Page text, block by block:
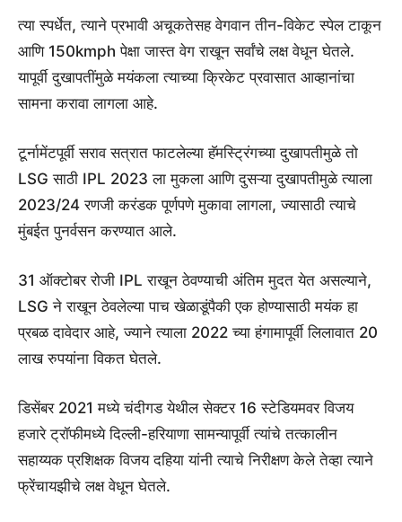
त्या स्पर्धेत, त्याने प्रभावी अचूकतेसह वेगवान तीन-विकेट स्पेल टाकून
आणि 150kmph पेक्षा जास्त वेग राखून सर्वांचे लक्ष वेधून घेतले.
यापूर्वी दुखापतींमुळे मयंकला त्याच्या क्रिकेट प्रवासात आव्हानांचा
सामना करावा लागला आहे.
टूर्नामेंटपूर्वी सराव सत्रात फाटलेल्या हॅमस्ट्रिंगच्या दुखापतीमुळे तो
LSG साठी IPL 2023 ला मुकला आणि दुसऱ्या दुखापतीमुळे त्याला
2023/24 रणजी करंडक पूर्णपणे मुकावा लागला, ज्यासाठी त्याचे
मुंबईत पुनर्वसन करण्यात आले.
31 ऑक्टोबर रोजी IPL राखून ठेवण्याची अंतिम मुदत येत असल्याने,
LSG ने राखून ठेवलेल्या पाच खेळाडूंपैकी एक होण्यासाठी मयंक हा
प्रबळ दावेदार आहे, ज्याने त्याला 2022 च्या हंगामापूर्वी लिलावात 20
लाख रुपयांना विकत घेतले.
डिसेंबर 2021 मध्ये चंदीगड येथील सेक्टर 16 स्टेडियमवर विजय
हजारे ट्रॉफीमध्ये दिल्ली-हरियाणा सामन्यापूर्वी त्यांचे तत्कालीन
सहाय्यक प्रशिक्षक विजय दहिया यांनी त्याचे निरीक्षण केले तेव्हा त्याने
फ्रेंचायझीचे लक्ष वेधून घेतले.